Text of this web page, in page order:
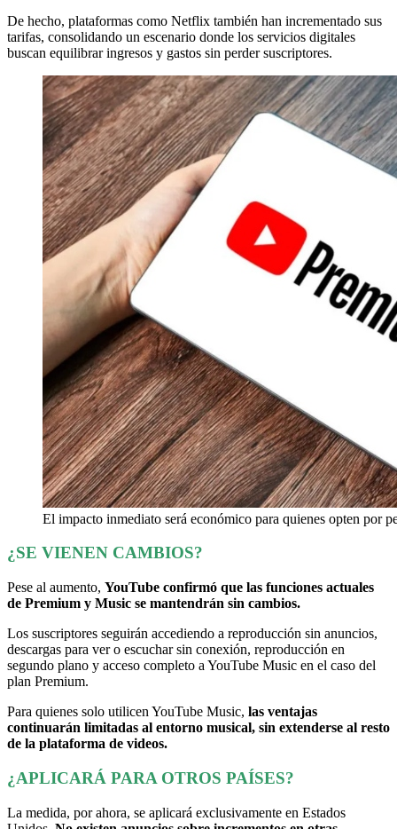
De hecho, plataformas como Netflix también han incrementado sus
tarifas, consolidando un escenario donde los servicios digitales
buscan equilibrar ingresos y gastos sin perder suscriptores.
El impacto inmediato será económico para quienes opten por
¿SE VIENEN CAMBIOS?
Pese al aumento, YouTube confirmó que las funciones actuales
de Premium y Music se mantendrán sin cambios.
Los suscriptores seguirán accediendo a reproducción sin anuncios,
descargas para ver o escuchar sin conexión, reproducción en
segundo plano y acceso completo a YouTube Music en el caso del
plan Premium.
Para quienes solo utilicen YouTube Music, las ventajas
continuarán limitadas al entorno musical, sin extenderse al resto
de la plataforma de videos.
¿APLICARÁ PARA OTROS PAÍSES?
La medida, por ahora, se aplicará exclusivamente en Estados